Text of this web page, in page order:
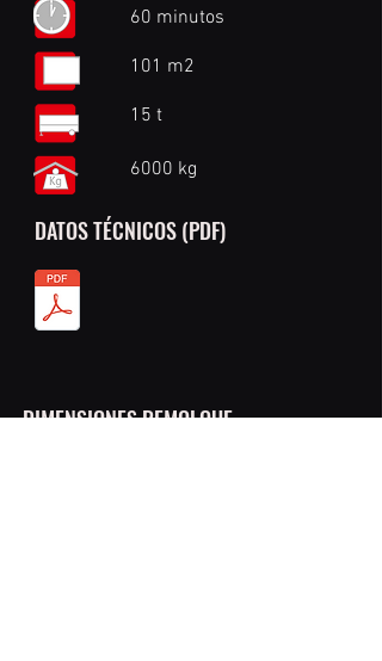
60 minutos
101 m2
15 t
6000 kg
DATOS TÉCNICOS (PDF)
DIMENSIONES REMOLQUE​